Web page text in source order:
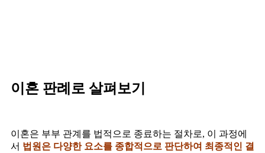
이혼 판례로 살펴보기
이혼은 부부 관계를 법적으로 종료하는 절차로, 이 과정에
서 법원은 다양한 요소를 종합적으로 판단하여 최종적인 결